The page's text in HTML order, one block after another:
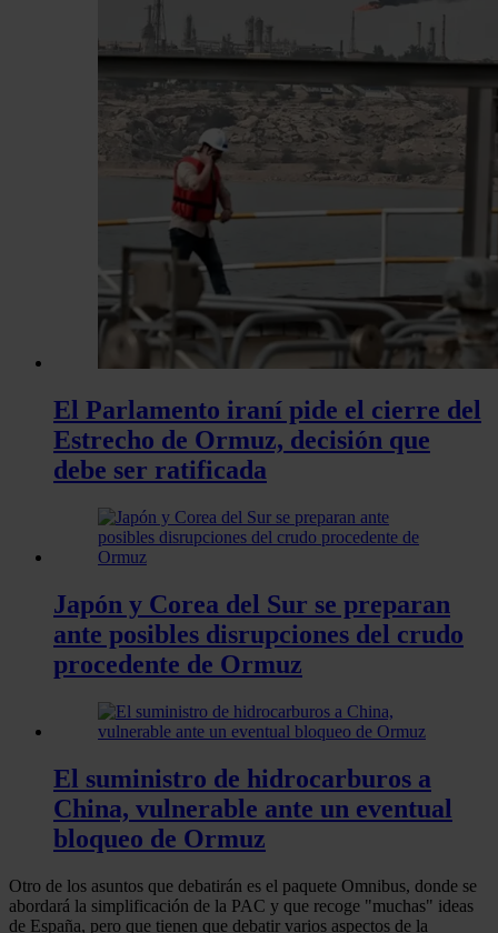
El Parlamento iraní pide el cierre del
Estrecho de Ormuz, decisión que
debe ser ratificada
Japón y Corea del Sur se preparan
ante posibles disrupciones del crudo
procedente de Ormuz
El suministro de hidrocarburos a
China, vulnerable ante un eventual
bloqueo de Ormuz
Otro de los asuntos que debatirán es el paquete Omnibus, donde se
abordará la simplificación de la PAC y que recoge "muchas" ideas
de España, pero que tienen que debatir varios aspectos de la